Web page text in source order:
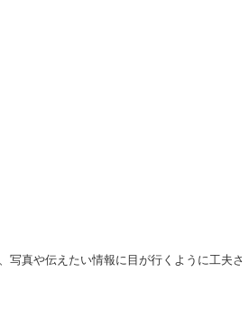
写真や伝えたい情報に目が行くように工夫さ